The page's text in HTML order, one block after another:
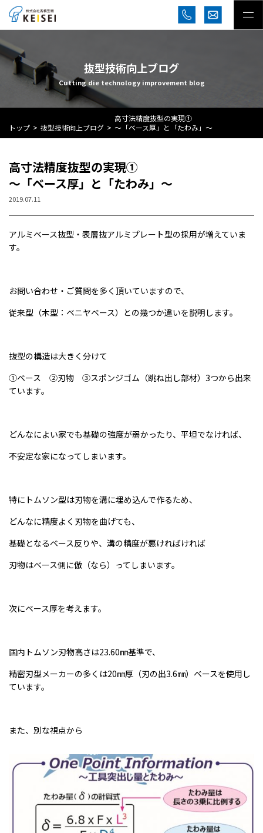
抜型技術向上ブログ
Cutting die technology improvement blog
トップ 抜型技術向上ブログ
高寸法精度抜型の実現①
～「ベース厚」と「たわみ」～
高寸法精度抜型の実現①
～「ベース厚」と「たわみ」～
2019.07.11
アルミベース抜型・表層抜アルミプレート型の採用が増えていま
す。
お問い合わせ・ご質問を多く頂いていますので、
従来型（木型：ベニヤベース）との幾つか違いを説明します。
抜型の構造は大きく分けて
①ベース ②刃物 ③スポンジゴム（跳ね出し部材）3つから出来
ています。
どんなによい家でも基礎の強度が弱かったり、平坦でなければ、
不安定な家になってしまいます。
特にトムソン型は刃物を溝に埋め込んで作るため、
どんなに精度よく刃物を曲げても、
基礎となるベース反りや、溝の精度が悪ければければ
刃物はベース側に倣（なら）ってしまいます。
次にベース厚を考えます。
国内トムソン刃物高さは23.60㎜基準で、
精密刃型メーカーの多くは20㎜厚（刃の出3.6㎜）ベースを使用し
ています。
また、別な視点から